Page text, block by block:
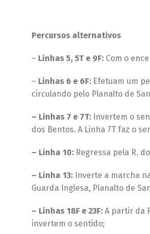
Percursos alternativos
– Linhas 5, 5T e 9F: Com o
– Linhas 6 e 6F: Efetuam um
circulando pelo Planalto de
– Linhas 7 e 7T: Invertem o
dos Bentos. A Linha 7T faz o
– Linha 10: Regressa pela R.
– Linha 13: Inverte a marcha
Guarda Inglesa, Planalto de
– Linhas 18F e 23F: A partir da
invertem o sentido;